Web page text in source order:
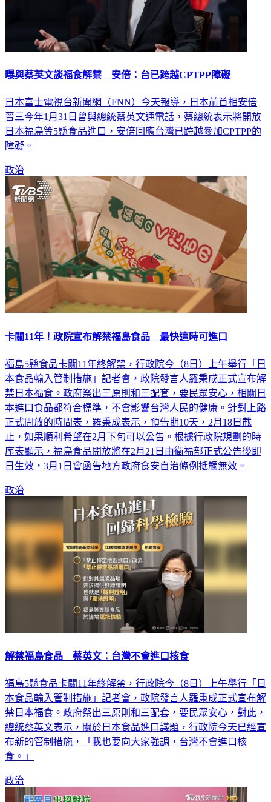
曝與蔡英文談福食解禁 安倍：台已跨越CPTPP障礙
日本富士電視台新聞網（FNN）今天報導，日本前首相安倍
晉三今年1月31日曾與總統蔡英文通電話，蔡總統表示將開放
日本福島等5縣食品進口，安倍回應台灣已跨越參加CPTPP的
障礙。
政治
卡關11年！政院宣布解禁福島食品 最快這時可進口
福島5縣食品卡關11年終解禁，行政院今（8日）上午舉行「日
本食品輸入管制措施」記者會，政院發言人羅秉成正式宣布解
禁日本福食。政府祭出三原則和三配套，要民眾安心，相關日
本進口食品都符合標準，不會影響台灣人民的健康。針對上路
正式開放的時間表，羅秉成表示，預告期10天，2月18日截
止，如果順利希望在2月下旬可以公告。根據行政院規劃的時
序表顯示，福島食品開放將在2月21日由衛福部正式公告後即
日生效，3月1日會函告地方政府食安自治條例抵觸無效。
政治
解禁福島食品 蔡英文：台灣不會進口核食
福島5縣食品卡關11年終解禁，行政院今（8日）上午舉行「日
本食品輸入管制措施」記者會，政院發言人羅秉成正式宣布解
禁日本福食。政府祭出三原則和三配套，要民眾安心，對此，
總統蔡英文表示，關於日本食品進口議題，行政院今天已經宣
布新的管制措施，「我也要向大家強調，台灣不會進口核
食。」
政治